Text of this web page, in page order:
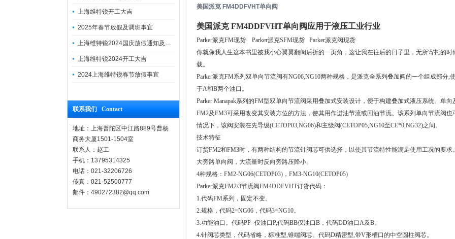
上海维特锐开工大吉
2025年春节放假及调班事宜
上海维特锐2024国庆放假通知及调休安排
上海维特锐2024开工大吉
2024上海维特锐春节放假事宜
联系我们 Contact
地址：上海普陀区中江路889号曹杨
商务大厦1501-1504室
联系人：赵工
手机：13795314325
电话：021-32206726
传真：021-52500777
邮件：490272382@qq.com
美国派克 FM4DDFVHT单向阀
美国派克 FM4DDFVHT单向阀应用于液压工业行业
Parker派克FM现货 Parker派克SFM现货 Parker派克阀现货
你就像我人生这本书里被我小心翼翼翻阅后折的一页角，这让我在往后的日子里，无所寄托的
载。
Parker派克FM系列双单向节流阀有NG06,NG10两种规格，是派克全系列叠加阀的一个组成部分
于A和B两个油口。
Parker Manapak系列的FM型双单向节流阀采用叠加式安装设计，便于构建叠加式液压系统。单
FM2及FM3可采用改变其安装方位的方法，使其用作进油节流或回油节流。该系列单向节流阀
情况下，该阀安装在先导级(CETOP03,NG06)和主级阀(CETOP05,NG10至CE*0,NG32)之间。
技术特征
订货FM2和FM3时，有两种结构的节流针阀芯可供选择，以使其节流特性能满足使用工况的要求
大旁路单向阀，大流量时反向旁路压降小。
4种规格：FM2-NG06(CETOP03)，FM3-NG10(CETOP05)
Parker派克FM2/3节流阀FM4DDFVHT订货代码：
1.代码FM系列，固定不变。
2.规格，代码2=NG06，代码3=NG10。
3.功能油口。代码PP=仅油口P,代码BB仅油口B，代码DD油口A及B。
4.针阀芯类型，代码省略，标准型,锥端阀芯。代码D精密型,带V形槽口的中空圆柱阀芯。